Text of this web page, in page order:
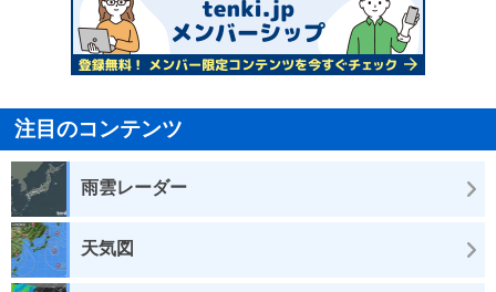
注目のコンテンツ
雨雲レーダー
天気図